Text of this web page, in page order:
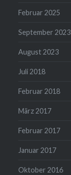
Februar 2025
September 2023
August 2023
Juli 2018
Februar 2018
März 2017
Februar 2017
Januar 2017
Oktober 2016